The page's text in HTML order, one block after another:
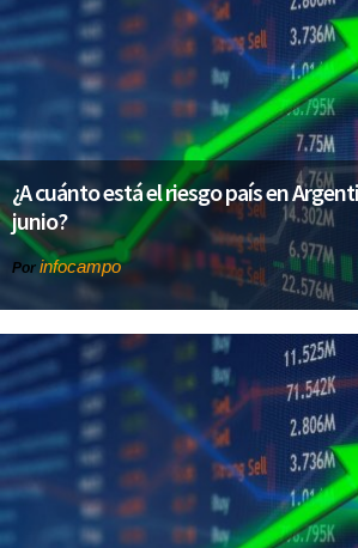
¿A cuánto está el riesgo país en
junio?
Por infocampo